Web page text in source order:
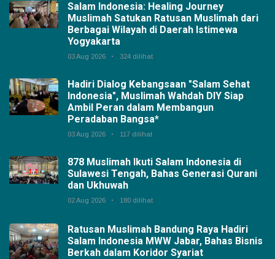
Salam Indonesia: Healing Journey
Muslimah Satukan Ratusan Muslimah dari
Berbagai Wilayah di Daerah Istimewa
Yogyakarta
03 Aug 2026 324 dilihat
Hadiri Dialog Kebangsaan "Salam Sehat
Indonesia", Muslimah Wahdah DIY Siap
Ambil Peran dalam Membangun
Peradaban Bangsa*
03 Aug 2026 117 dilihat
878 Muslimah Ikuti Salam Indonesia di
Sulawesi Tengah, Bahas Generasi Qurani
dan Ukhuwah
02 Aug 2026 180 dilihat
Ratusan Muslimah Bandung Raya Hadiri
Salam Indonesia MWW Jabar, Bahas Bisnis
Berkah dalam Koridor Syariat